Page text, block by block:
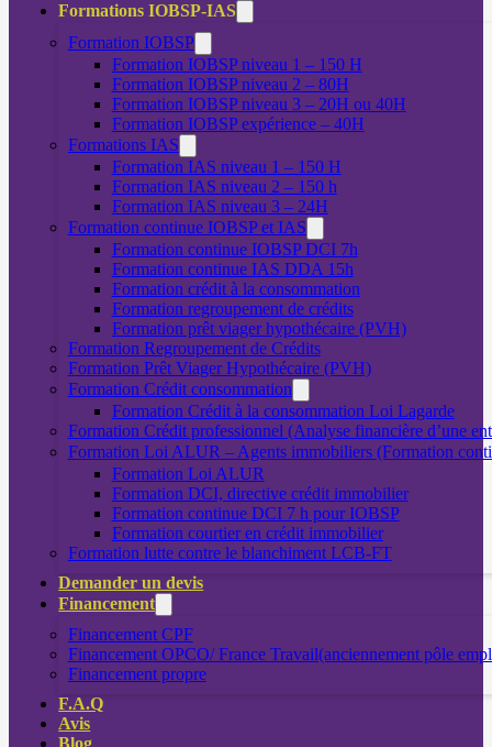
Formations IOBSP-IAS
Formation IOBSP
Formation IOBSP niveau 1 – 150 H
Formation IOBSP niveau 2 – 80H
Formation IOBSP niveau 3 – 20H ou 40H
Formation IOBSP expérience – 40H
Formations IAS
Formation IAS niveau 1 – 150 H
Formation IAS niveau 2 – 150 h
Formation IAS niveau 3 – 24H
Formation continue IOBSP et IAS
Formation continue IOBSP DCI 7h
Formation continue IAS DDA 15h
Formation crédit à la consommation
Formation regroupement de crédits
Formation prêt viager hypothécaire (PVH)
Formation Regroupement de Crédits
Formation Prêt Viager Hypothécaire (PVH)
Formation Crédit consommation
Formation Crédit à la consommation Loi Lagarde
Formation Crédit professionnel (Analyse financière d’une
Formation Loi ALUR – Agents immobiliers (Formation
Formation Loi ALUR
Formation DCI, directive crédit immobilier
Formation continue DCI 7 h pour IOBSP
Formation courtier en crédit immobilier
Formation lutte contre le blanchiment LCB-FT
Demander un devis
Financement
Financement CPF
Financement OPCO/ France Travail(anciennement pôle
Financement propre
F.A.Q
Avis
Blog